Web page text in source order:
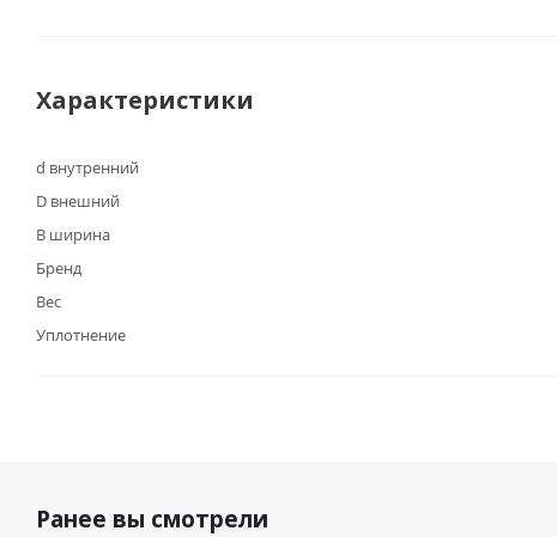
Характеристики
d внутренний
D внешний
B ширина
Бренд
Вес
Уплотнение
Ранее вы смотрели